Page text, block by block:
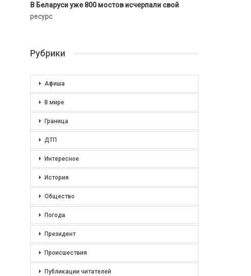
В Беларуси уже 800 мостов исчерпали свой
ресурс
Рубрики
Афиша
В мире
Граница
ДТП
Интересное
История
Общество
Погода
Президент
Происшествия
Публикации читателей